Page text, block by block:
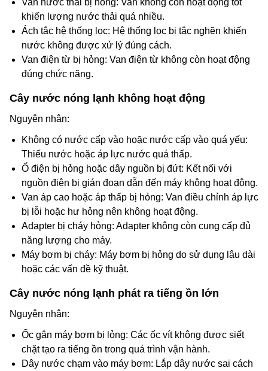
khiến lượng nước thải quá nhiều.
Ách tắc hệ thống lọc: Hệ thống lọc bị tắc nghẽn khiến
nước không được xử lý đúng cách.
Van điện từ bị hỏng: Van điện từ không còn hoạt động
đúng chức năng.
Cây nước nóng lạnh không hoạt động
Nguyên nhân:
Không có nước cấp vào hoặc nước cấp vào quá yếu:
Thiếu nước hoặc áp lực nước quá thấp.
Ổ điện bị hỏng hoặc dây nguồn bị đứt: Kết nối với
nguồn điện bị gián đoạn dẫn đến máy không hoạt động.
Van áp cao hoặc áp thấp bị hỏng: Van điều chỉnh áp lực
bị lỗi hoặc hư hỏng nên không hoạt động.
Adapter bị cháy hỏng: Adapter không còn cung cấp đủ
năng lượng cho máy.
Máy bơm bị cháy: Máy bơm bị hỏng do sử dụng lâu dài
hoặc các vấn đề kỹ thuật.
Cây nước nóng lạnh phát ra tiếng ồn lớn
Nguyên nhân:
Ốc gắn máy bơm bị lỏng: Các ốc vít không được siết
chặt tạo ra tiếng ồn trong quá trình vận hành.
Dây nước chạm vào máy bơm: Lắp dây nước sai cách